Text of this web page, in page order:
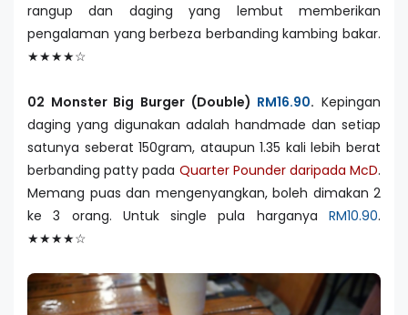
rangup dan daging yang lembut memberikan
pengalaman yang berbeza berbanding kambing bakar.
★★★★☆
02 Monster Big Burger (Double) RM16.90. Kepingan
daging yang digunakan adalah handmade dan setiap
satunya seberat 150gram, ataupun 1.35 kali lebih berat
berbanding patty pada Quarter Pounder daripada McD.
Memang puas dan mengenyangkan, boleh dimakan 2
ke 3 orang. Untuk single pula harganya RM10.90.
★★★★☆